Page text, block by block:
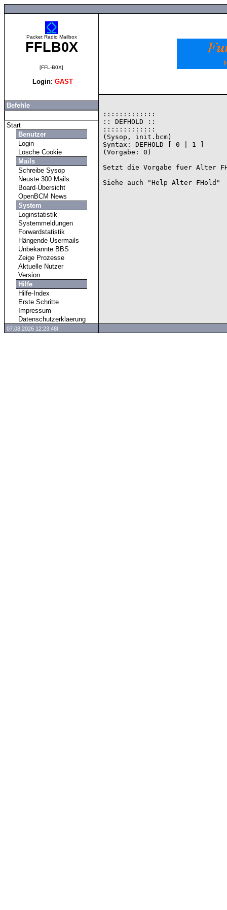
Packet Radio Mailbox
FFLB0X
[FFL-B0X]
Login: GAST
Befehle
Start
Benutzer
Login
Lösche Cookie
Mails
Schreibe Sysop
Neuste 300 Mails
Board-Übersicht
OpenBCM News
System
Loginstatistik
Systemmeldungen
Forwardstatistik
Hängende Usermails
Unbekannte BBS
Zeige Prozesse
Aktuelle Nutzer
Version
Hilfe
Hilfe-Index
Erste Schritte
Impressum
Datenschutzerklaerung
:::::::::::::
:: DEFHOLD ::
:::::::::::::
(Sysop, init.bcm)
Syntax: DEFHOLD [ 0 | 1 ]
(Vorgabe: 0)
Setzt die Vorgabe fuer Alter
07.08.2026 12:23:48l